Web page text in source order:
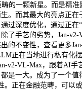
一颗新星。而是精准
。而其最大的亮点正
深度优化，通过正
了手艺的劣势，Jan-
的不变性，查看更多
正在当地进行私有化
v2-VL-Max，跟着AI
是一大。成为了一个
正在金融范畴，可